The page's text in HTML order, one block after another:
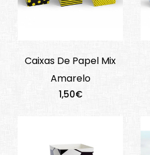
Caixas De Papel Mix
Amarelo
1,50€